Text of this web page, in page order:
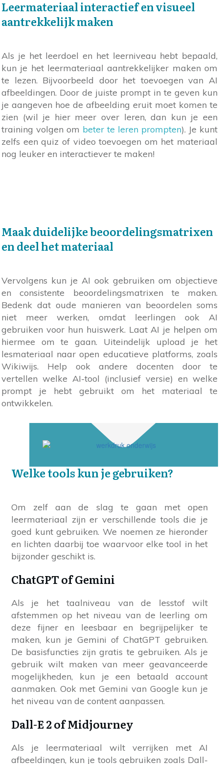
Leermateriaal interactief en visueel
aantrekkelijk maken
Als je het leerdoel en het leerniveau hebt bepaald,
kun je het leermateriaal aantrekkelijker maken om
te lezen. Bijvoorbeeld door het toevoegen van AI
afbeeldingen. Door de juiste prompt in te geven kun
je aangeven hoe de afbeelding eruit moet komen te
zien (wil je hier meer over leren, dan kun je een
training volgen om beter te leren prompten). Je kunt
zelfs een quiz of video toevoegen om het materiaal
nog leuker en interactiever te maken!
Maak duidelijke beoordelingsmatrixen
en deel het materiaal
Vervolgens kun je AI ook gebruiken om objectieve
en consistente beoordelingsmatrixen te maken.
Bedenk dat oude manieren van beoordelen soms
niet meer werken, omdat leerlingen ook AI
gebruiken voor hun huiswerk. Laat AI je helpen om
hiermee om te gaan. Uiteindelijk upload je het
lesmateriaal naar open educatieve platforms, zoals
Wikiwijs. Help ook andere docenten door te
vertellen welke AI-tool (inclusief versie) en welke
prompt je hebt gebruikt om het materiaal te
ontwikkelen.
Welke tools kun je gebruiken?
Om zelf aan de slag te gaan met open
leermateriaal zijn er verschillende tools die je
goed kunt gebruiken. We noemen ze hieronder
en lichten daarbij toe waarvoor elke tool in het
bijzonder geschikt is.
ChatGPT of Gemini
Als je het taalniveau van de lesstof wilt
afstemmen op het niveau van de leerling om
deze fijner en leesbaar en begrijpelijker te
maken, kun je Gemini of ChatGPT gebruiken.
De basisfuncties zijn gratis te gebruiken. Als je
gebruik wilt maken van meer geavanceerde
mogelijkheden, kun je een betaald account
aanmaken. Ook met Gemini van Google kun je
het niveau van de content aanpassen.
Dall-E 2 of Midjourney
Als je leermateriaal wilt verrijken met AI
afbeeldingen, kun je tools gebruiken zoals Dall-